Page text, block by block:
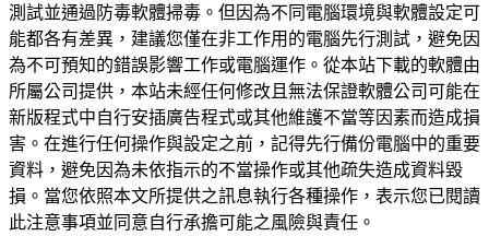
測試並通過防毒軟體掃毒。但因為不同電腦環境與軟體設定可
能都各有差異，建議您僅在非工作用的電腦先行測試，避免因
為不可預知的錯誤影響工作或電腦運作。從本站下載的軟體由
所屬公司提供，本站未經任何修改且無法保證軟體公司可能在
新版程式中自行安插廣告程式或其他維護不當等因素而造成損
害。在進行任何操作與設定之前，記得先行備份電腦中的重要
資料，避免因為未依指示的不當操作或其他疏失造成資料毀
損。當您依照本文所提供之訊息執行各種操作，表示您已閱讀
此注意事項並同意自行承擔可能之風險與責任。